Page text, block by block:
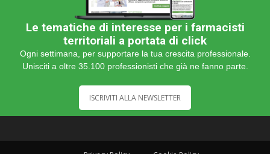
Le tematiche di interesse per i farmacisti
territoriali a portata di click
Ogni settimana, per supportare la tua crescita professionale.
Unisciti a oltre 35.100 professionisti che già ne fanno parte.
ISCRIVITI ALLA NEWSLETTER